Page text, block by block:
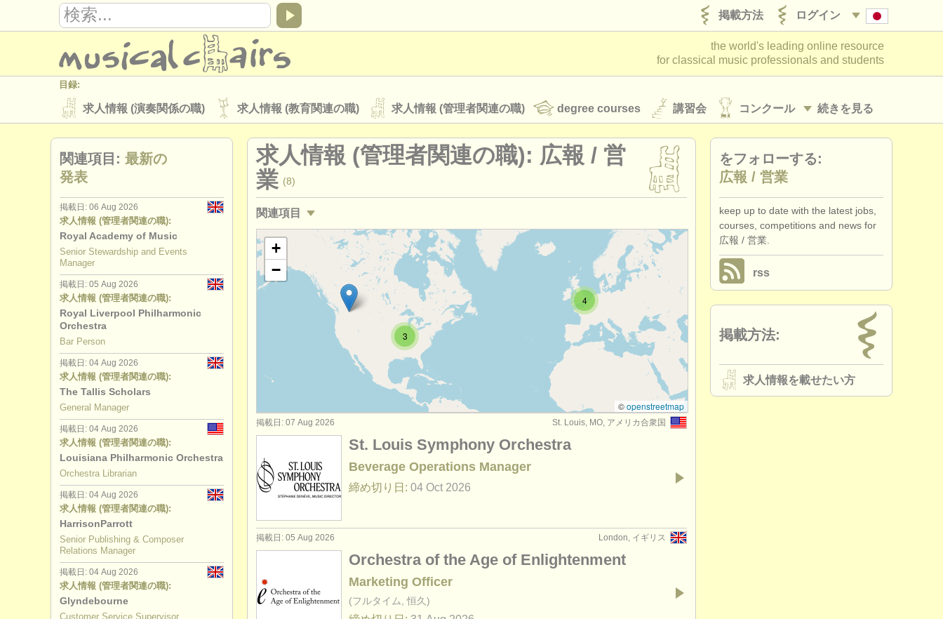
ログイン
掲載方法
the world's leading online resource
for classical music professionals and students
目録:
続きを見る
求人情報 (演奏関係の職) 求人情報 (教育関連の職) 求人情報 (管理者関連の職) degree courses 講習会 コンクール
楽器の販売 盗まれた楽器
ディレクトリー:
ユース オーケストラ
musicalchairs:
musicalchairsについて お問い合わせ rss feeds クラシック音楽ニュース
出版社:
掲載方法 find out about our ATS ATS faq ログイン
求人情報 (管理者関連の職): 広報 / 営
業 (8)
関連項目
求人情報 (管理者関連の職): 経営管理 (22)
求人情報 (管理者関連の職): 開発 (17)
求人情報 (管理者関連の職): 芸術 / 制作 /技術
求人情報 (管理者関連の職): 学術管理
求人情報 (管理者関連の職): 事務 / 人材 /
求人情報 (管理者関連の職): コミュニティー / アウトリサーチ
求人情報 (管理者関連の職): ライブラリアン /
求人情報 (管理者関連の職): board member (1)
3
4
+
−
©openstreetmap
St. Louis, MO, アメリカ合衆国
掲載日: 07 Aug 2026
St. Louis Symphony Orchestra
Beverage Operations Manager
締め切り日: 04 Oct 2026
London, イギリス
掲載日: 05 Aug 2026
Orchestra of the Age of Enlightenment
Marketing Officer
(フルタイム, 恒久)
関連項目: 最新の
発表
掲載日: 06 Aug 2026
求人情報 (管理者関連の職):
Royal Academy of Music
Senior Stewardship and Events
Manager
掲載日: 05 Aug 2026
求人情報 (管理者関連の職):
Royal Liverpool Philharmonic
Orchestra
Bar Person
掲載日: 04 Aug 2026
求人情報 (管理者関連の職):
The Tallis Scholars
General Manager
掲載日: 04 Aug 2026
求人情報 (管理者関連の職):
Louisiana Philharmonic Orchestra
Orchestra Librarian
掲載日: 04 Aug 2026
求人情報 (管理者関連の職):
HarrisonParrott
Senior Publishing & Composer
Relations Manager
掲載日: 04 Aug 2026
求人情報 (管理者関連の職):
Glyndebourne
Customer Service Supervisor
をフォローする:
広報 / 営業
keep up to date with the latest jobs,
courses, competitions and news for
広報 / 営業.
rss
掲載方法:
求人情報を載せたい方